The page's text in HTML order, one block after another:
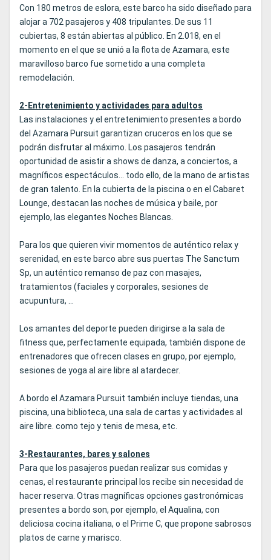
Con 180 metros de eslora, este barco ha sido diseñado para
alojar a 702 pasajeros y 408 tripulantes. De sus 11
cubiertas, 8 están abiertas al público. En 2.018, en el
momento en el que se unió a la flota de Azamara, este
maravilloso barco fue sometido a una completa
remodelación.
2-Entretenimiento y actividades para adultos
Las instalaciones y el entretenimiento presentes a bordo
del Azamara Pursuit garantizan cruceros en los que se
podrán disfrutar al máximo. Los pasajeros tendrán
oportunidad de asistir a shows de danza, a conciertos, a
magníficos espectáculos... todo ello, de la mano de artistas
de gran talento. En la cubierta de la piscina o en el Cabaret
Lounge, destacan las noches de música y baile, por
ejemplo, las elegantes Noches Blancas.
Para los que quieren vivir momentos de auténtico relax y
serenidad, en este barco abre sus puertas The Sanctum
Sp, un auténtico remanso de paz con masajes,
tratamientos (faciales y corporales, sesiones de
acupuntura, ...
Los amantes del deporte pueden dirigirse a la sala de
fitness que, perfectamente equipada, también dispone de
entrenadores que ofrecen clases en grupo, por ejemplo,
sesiones de yoga al aire libre al atardecer.
A bordo el Azamara Pursuit también incluye tiendas, una
piscina, una biblioteca, una sala de cartas y actividades al
aire libre. como tejo y tenis de mesa, etc.
3-Restaurantes, bares y salones
Para que los pasajeros puedan realizar sus comidas y
cenas, el restaurante principal los recibe sin necesidad de
hacer reserva. Otras magníficas opciones gastronómicas
presentes a bordo son, por ejemplo, el Aqualina, con
deliciosa cocina italiana, o el Prime C, que propone sabrosos
platos de carne y marisco.